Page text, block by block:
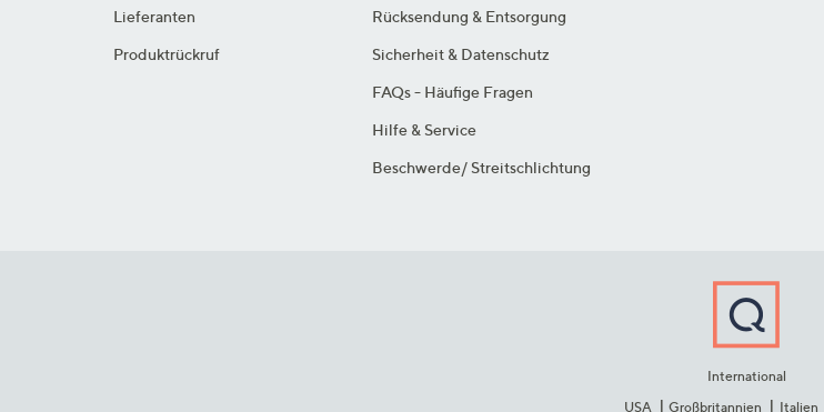
Lieferanten
Produktrückruf
Rücksendung & Entsorgung
Sicherheit & Datenschutz
FAQs - Häufige Fragen
Hilfe & Service
Beschwerde/ Streitschlichtung
International
USA
Großbritannien Italien